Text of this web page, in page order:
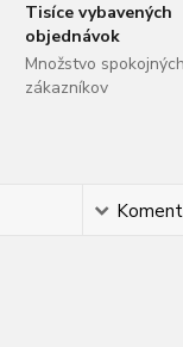
Tisíce vybavených
objednávok
Množstvo spokojných
zákazníkov